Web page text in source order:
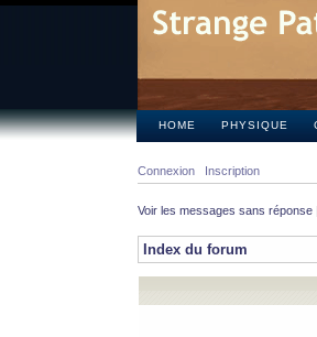
HOME PHYSIQUE
Connexion Inscription
Voir les messages sans réponse
Index du forum